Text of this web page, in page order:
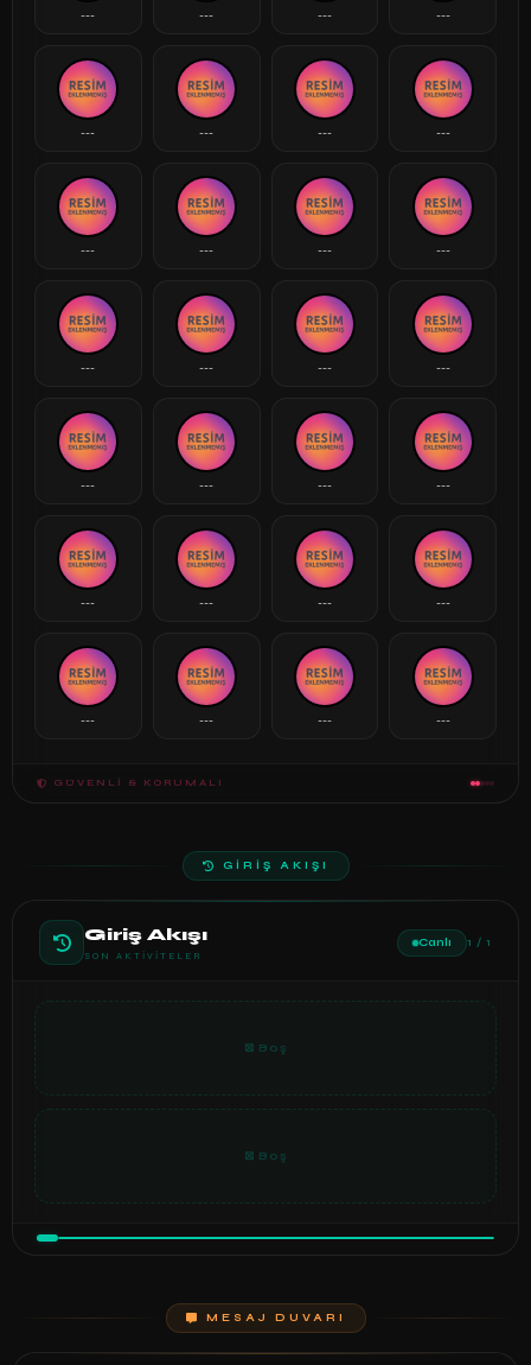
--- --- --- ---
--- --- --- ---
--- --- --- ---
--- --- --- ---
--- --- --- ---
--- --- --- ---
--- --- --- ---
GÜVENLI & KORUMALI
GİRİŞ AKIŞI
Giriş Akışı
SON AKTIVITELER
Canlı 1 / 1
⊠ Boş
⊠ Boş
MESAJ DUVARI